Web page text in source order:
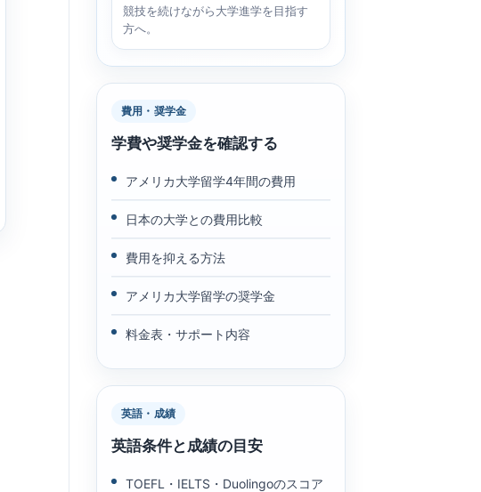
競技を続けながら大学進学を目指す
方へ。
費用・奨学金
学費や奨学金を確認する
アメリカ大学留学4年間の費用
日本の大学との費用比較
費用を抑える方法
アメリカ大学留学の奨学金
料金表・サポート内容
英語・成績
英語条件と成績の目安
TOEFL・IELTS・Duolingoのスコア